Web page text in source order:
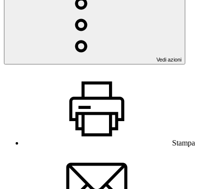
Vedi azioni
Stampa